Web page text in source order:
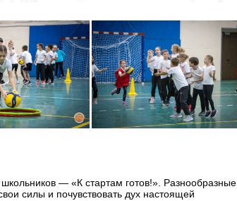
— «К стартам готов!». Разнообразные
силы и почувствовать дух настоящей